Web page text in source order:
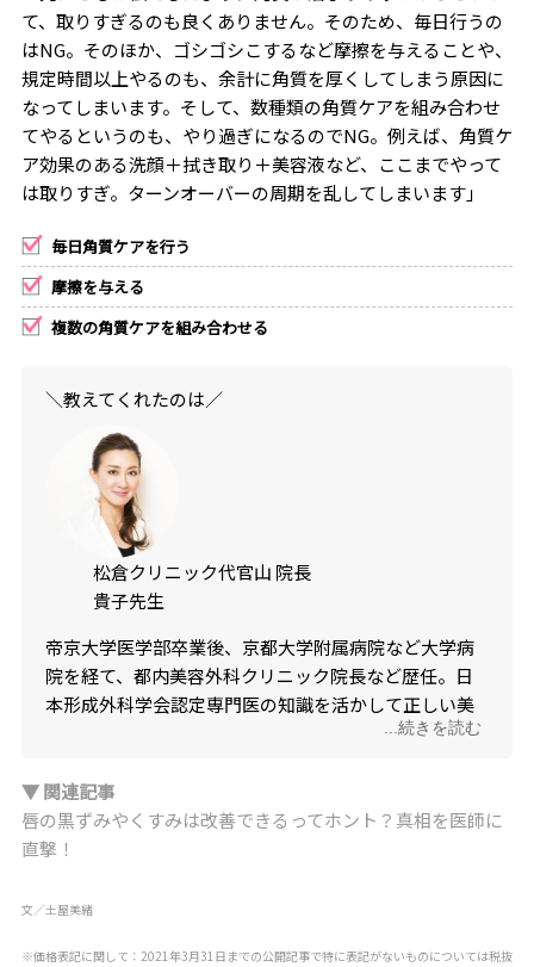
て、取りすぎるのも良くありません。そのため、毎日行うの
はNG。そのほか、ゴシゴシこするなど摩擦を与えることや、
規定時間以上やるのも、余計に角質を厚くしてしまう原因に
なってしまいます。そして、数種類の角質ケアを組み合わせ
てやるというのも、やり過ぎになるのでNG。例えば、角質ケ
ア効果のある洗顔＋拭き取り＋美容液など、ここまでやって
は取りすぎ。ターンオーバーの周期を乱してしまいます」
毎日角質ケアを行う
摩擦を与える
複数の角質ケアを組み合わせる
＼教えてくれたのは／
松倉クリニック代官山 院長
貴子先生
帝京大学医学部卒業後、京都大学附属病院など大学病
院を経て、都内美容外科クリニック院長など歴任。日
本形成外科学会認定専門医の知識を活かして正しい美
...続きを読む
▼ 関連記事
唇の黒ずみやくすみは改善できるってホント？真相を医師に
直撃！
文／土屋美緒
※価格表記に関して：2021年3月31日までの公開記事で特に表記がないものについては税抜